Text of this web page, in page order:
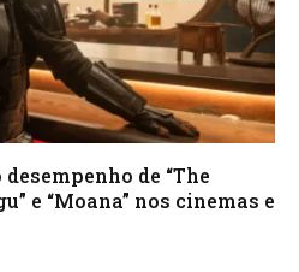
de “The
e “Moana” nos cinemas e